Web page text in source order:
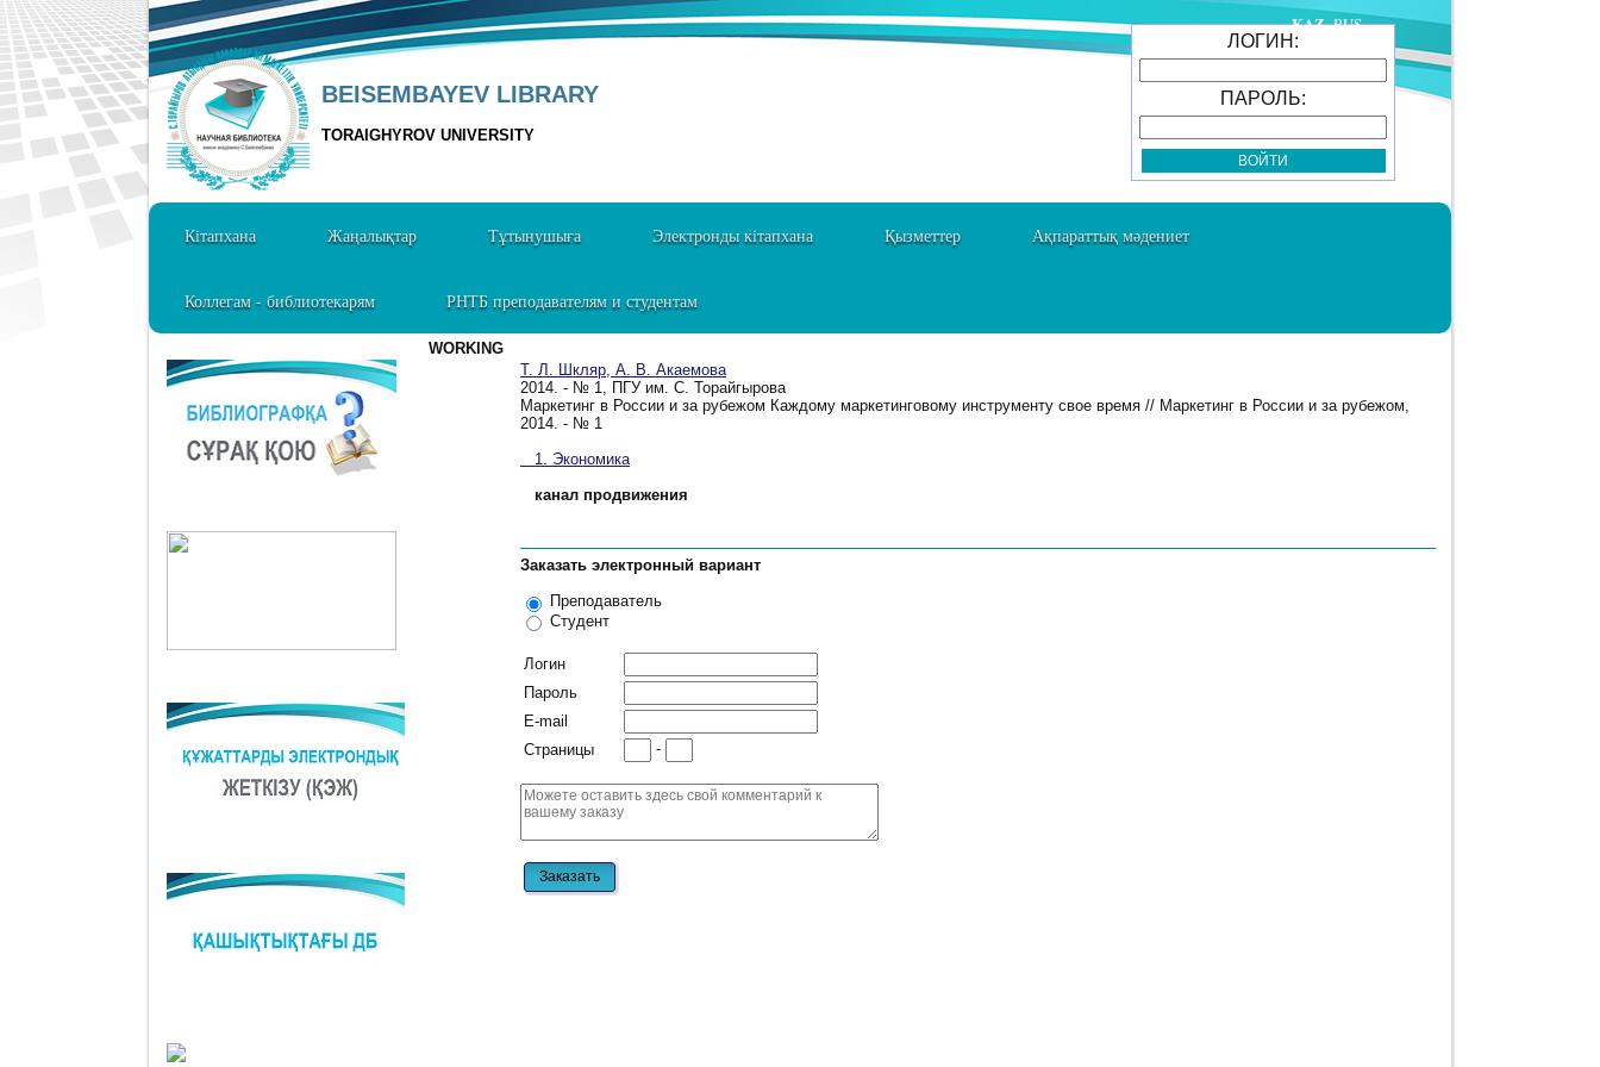
BEISEMBAYEV LIBRARY
TORAIGHYROV UNIVERSITY
ЛОГИН:
ПАРОЛЬ:
KAZ RUS
Кітапхана Жаңалықтар Тұтынушыға Электронды кітапхана Қызметтер Ақпараттық мәдениет
Коллегам - библиотекарям РНТБ преподавателям и студентам
WORKING
Т. Л. Шкляр, А. В. Акаемова
2014. - № 1, ПГУ им. С. Торайгырова
Маркетинг в России и за рубежом Каждому маркетинговому инструменту свое время // Маркетинг в России и за рубежом,
2014. - № 1
1. Экономика
канал продвижения
Заказать электронный вариант
Преподаватель
Студент
Логин
Пароль
E-mail
Страницы
-